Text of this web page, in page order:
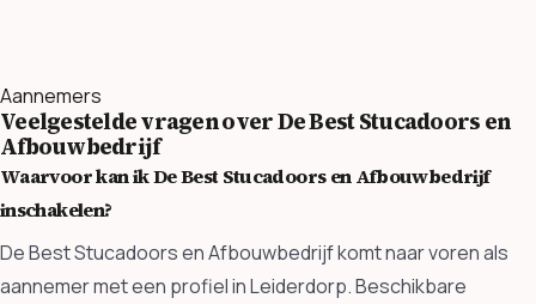
Aannemers
Veelgestelde vragen over De Best Stucadoors en
Afbouwbedrijf
Waarvoor kan ik De Best Stucadoors en Afbouwbedrijf
inschakelen?
De Best Stucadoors en Afbouwbedrijf komt naar voren als
aannemer met een profiel in Leiderdorp. Beschikbare